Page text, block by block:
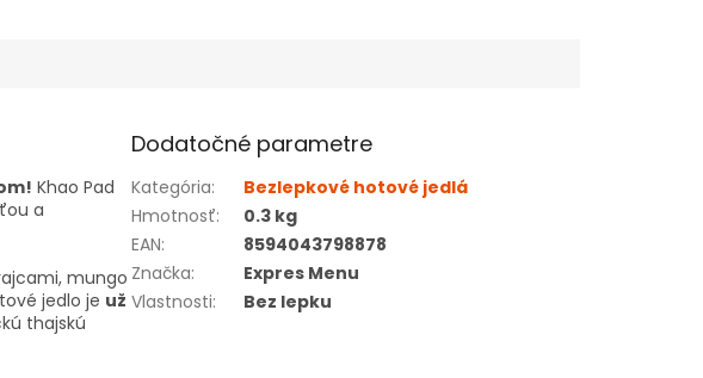
Khao Pad
a
mungo
jedlo je už
thajskú
Dodatočné parametre
Kategória:
Bezlepkové hotové jedlá
Hmotnosť:
0.3 kg
EAN:
8594043798878
Značka:
Expres Menu
Vlastnosti: Bez lepku